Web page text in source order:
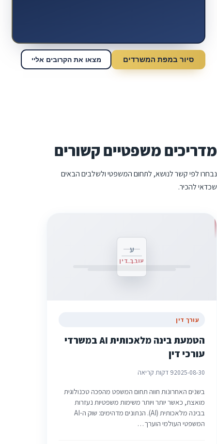
סיור במפת המשרדים מצאו את הקרובים אליי
מדריכים משפטיים קשורים
נבחרו לפי קשר לנושא, לתחום המשפטי ולשלבים הבאים
שכדאי להכיר.
ע
עורך דין
עורך דין
הטמעת בינה מלאכותית AI במשרדי
עורכי דין
2025-08-309 דקות קריאה
בשנים האחרונות חווה תחום המשפט מהפכה טכנולוגית
מואצת, כאשר יותר ויותר משימות משפטיות נעזרות
בבינה מלאכותית (AI). הנתונים מדהימים: שוק ה-AI
המשפטי העולמי הוערך…